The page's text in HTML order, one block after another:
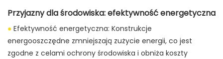
Przyjazny dla środowiska: efektywność energetyczna
● Efektywność energetyczna: Konstrukcje
energooszczędne zmniejszają zużycie energii, co jest
zgodne z celami ochrony środowiska i obniża koszty